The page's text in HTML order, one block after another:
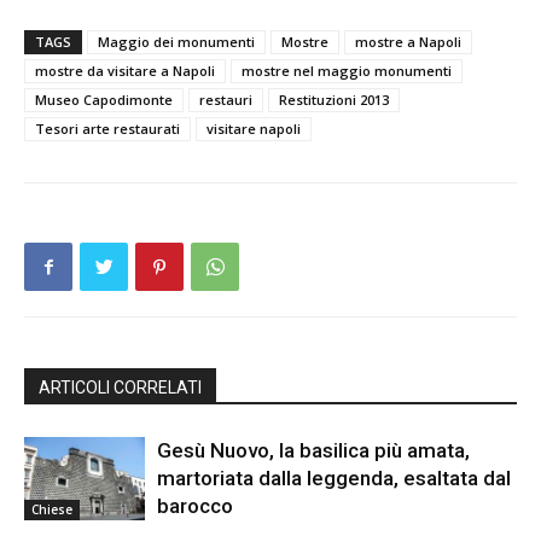
TAGS Maggio dei monumenti Mostre
mostre a Napoli
mostre da visitare a Napoli
mostre nel maggio monumenti
Museo Capodimonte
restauri
Restituzioni 2013
Tesori arte restaurati
visitare napoli
ARTICOLI CORRELATI
Chiese
Gesù Nuovo, la basilica più amata,
martoriata dalla leggenda, esaltata dal
barocco